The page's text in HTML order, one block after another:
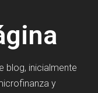
blog, inicialmente
y